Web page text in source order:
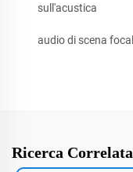
sull'acustica
audio di scena
Ricerca Correlata